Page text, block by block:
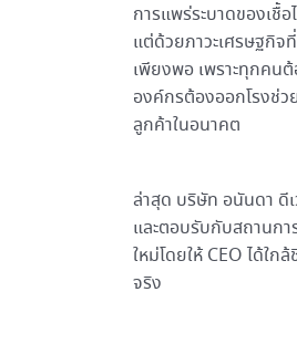
การแพร่ระบาดของเชื้
แต่ด้วยภาวะเศรษฐกิจ
เพียงพอ เพราะทุกคน
องค์กรต้องออกโรงช่
ลูกค้าในอนาคต
ล่าสุด บริษัท อนันดา ดี
และตอบรับกับสถานก
ใหม่โดยให้ CEO ได้ใ
จริง